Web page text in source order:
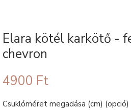
Elara kötél karkötő -
chevron
4900 FtÁr
Csuklóméret megadása (cm) (opció)